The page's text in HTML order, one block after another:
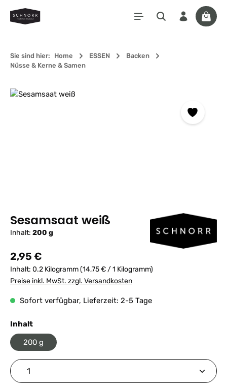
Zum Hauptinhalt springen
Sie sind hier: Home ESSEN
Backen
Nüsse & Kerne & Samen
Bildergalerie überspringen
Sesamsaat weiß
Inhalt: 200 g
Regulärer Preis:
2,95 €
Inhalt: 0.2 Kilogramm(14,75 € / 1 Kilogramm)
Preise inkl. MwSt. zzgl. Versandkosten
Sofort verfügbar, Lieferzeit: 2-5 Tage
Inhaltauswählen
200 g
Produkt Anzahl: Gib den gewünschten Wert ein